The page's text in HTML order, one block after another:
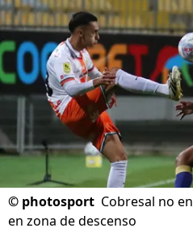
© photosport Cobresal no
en zona de descenso